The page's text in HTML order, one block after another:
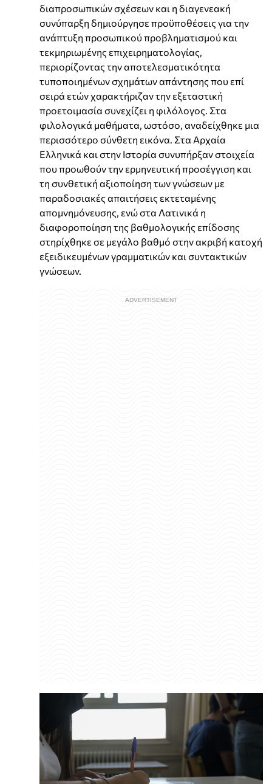
διαπροσωπικών σχέσεων και η διαγενεακή
συνύπαρξη δημιούργησε προϋποθέσεις για την
ανάπτυξη προσωπικού προβληματισμού και
τεκμηριωμένης επιχειρηματολογίας,
περιορίζοντας την αποτελεσματικότητα
τυποποιημένων σχημάτων απάντησης που επί
σειρά ετών χαρακτήριζαν την εξεταστική
προετοιμασία συνεχίζει η φιλόλογος. Στα
φιλολογικά μαθήματα, ωστόσο, αναδείχθηκε μια
περισσότερο σύνθετη εικόνα. Στα Αρχαία
Ελληνικά και στην Ιστορία συνυπήρξαν στοιχεία
που προωθούν την ερμηνευτική προσέγγιση και
τη συνθετική αξιοποίηση των γνώσεων με
παραδοσιακές απαιτήσεις εκτεταμένης
απομνημόνευσης, ενώ στα Λατινικά η
διαφοροποίηση της βαθμολογικής επίδοσης
στηρίχθηκε σε μεγάλο βαθμό στην ακριβή κατοχή
εξειδικευμένων γραμματικών και συντακτικών
γνώσεων.